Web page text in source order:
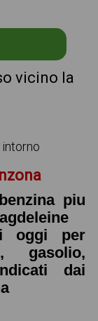
vicino la
piu
oggi per
gasolio,
dai